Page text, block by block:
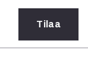
Tilaa